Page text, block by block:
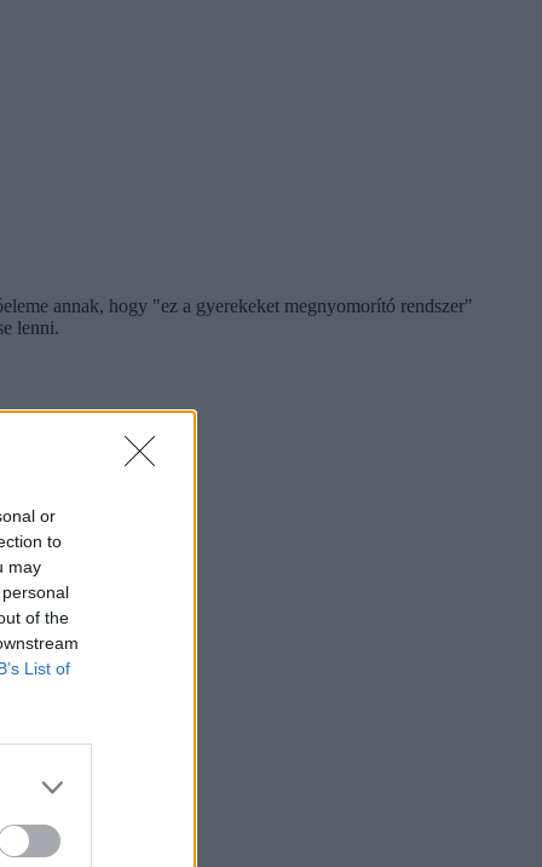
or
to
may
of the
List of
annak, hogy "ez a gyerekeket megnyomorító rendszer"
lenni.